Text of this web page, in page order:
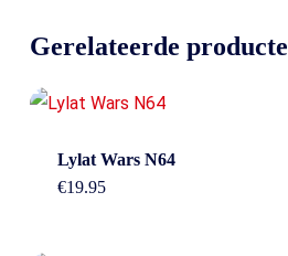
Gerelateerde
Lylat Wars N64
€19.95